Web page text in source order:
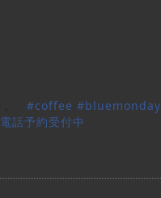
#coffee #bluemonday
電話予約受付中